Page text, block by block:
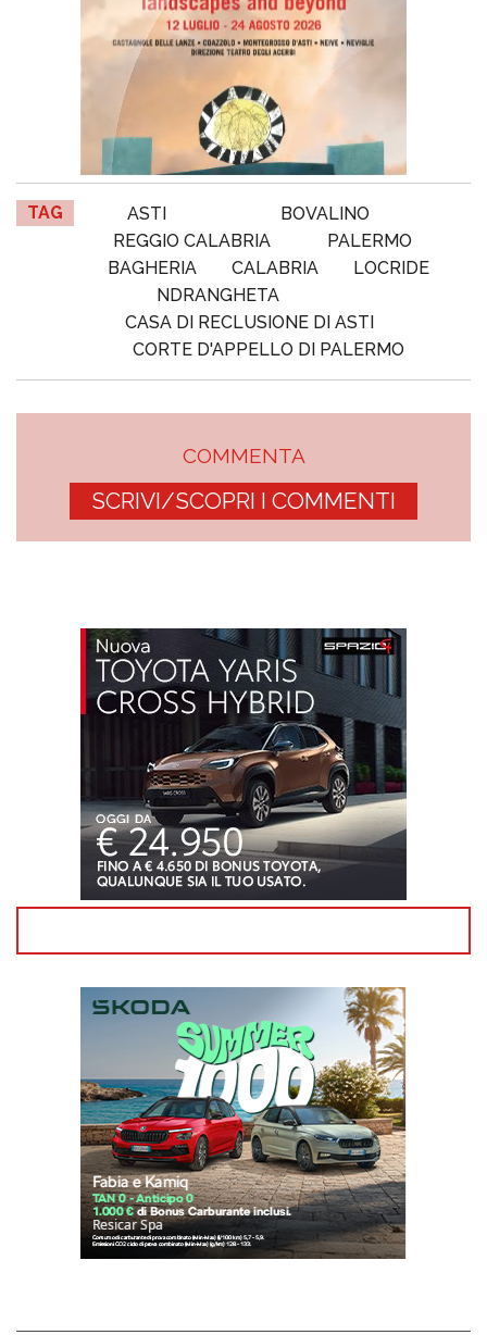
TAG ASTI
BOVALINO
REGGIO CALABRIA
PALERMO
BAGHERIA
CALABRIA
LOCRIDE
NDRANGHETA
CASA DI RECLUSIONE DI ASTI
CORTE D'APPELLO DI PALERMO
COMMENTA
SCRIVI/SCOPRI I COMMENTI